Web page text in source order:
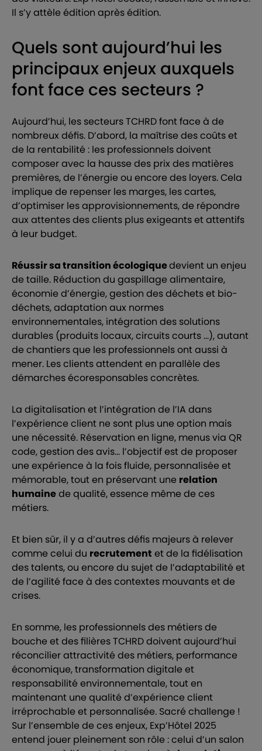
Il s’y attèle édition après édition.
Quels sont aujourd’hui les
principaux enjeux auxquels
font face ces secteurs ?
Aujourd’hui, les secteurs TCHRD font face à de
nombreux défis. D’abord, la maîtrise des coûts et
de la rentabilité : les professionnels doivent
composer avec la hausse des prix des matières
premières, de l’énergie ou encore des loyers. Cela
implique de repenser les marges, les cartes,
d’optimiser les approvisionnements, de répondre
aux attentes des clients plus exigeants et attentifs
à leur budget.
Réussir sa transition écologiquedevient un enjeu
de taille. Réduction du gaspillage alimentaire,
économie d’énergie, gestion des déchets et bio-
déchets, adaptation aux normes
environnementales, intégration des solutions
durables (produits locaux, circuits courts …), autant
de chantiers que les professionnels ont aussi à
mener. Les clients attendent en parallèle des
démarches écoresponsables concrètes.
La digitalisation et l’intégration de l’IA dans
l’expérience client ne sont plus une option mais
une nécessité. Réservation en ligne, menus via QR
code, gestion des avis… l’objectif est de proposer
une expérience à la fois fluide, personnalisée et
mémorable, tout en préservant une relation
humainede qualité, essence même de ces
métiers.
Et bien sûr, il y a d’autres défis majeurs à relever
comme celui du recrutement et de la fidélisation
des talents, ou encore du sujet de l’adaptabilité et
de l’agilité face à des contextes mouvants et de
crises.
En somme, les professionnels des métiers de
bouche et des filières TCHRD doivent aujourd’hui
réconcilier attractivité des métiers, performance
économique, transformation digitale et
responsabilité environnementale, tout en
maintenant une qualité d’expérience client
irréprochable et personnalisée. Sacré challenge !
Sur l’ensemble de ces enjeux, Exp’Hôtel 2025
entend jouer pleinement son rôle : celui d’un salon